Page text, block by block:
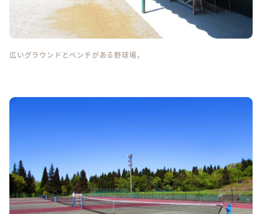
広いグラウンドとベンチがある野球場。